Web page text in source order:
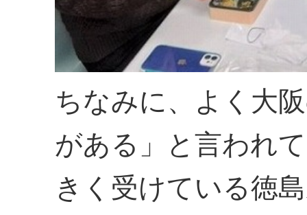
ちなみに、よく大
がある」と言われ
きく受けている徳